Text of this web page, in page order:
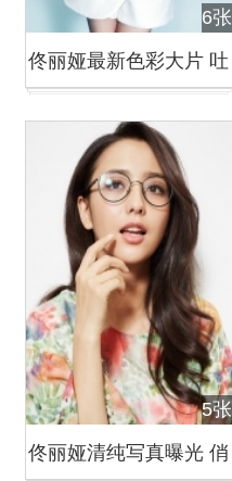
6张
佟丽娅最新色彩大片 吐
5张
佟丽娅清纯写真曝光 俏